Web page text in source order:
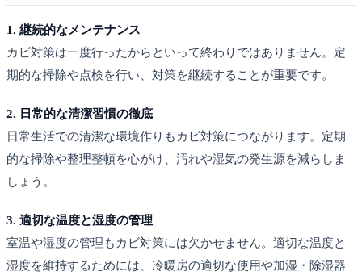
1. 継続的なメンテナンス
カビ対策は一度行ったからといって終わりではありません。定
期的な掃除や点検を行い、対策を継続することが重要です。
2. 日常的な清潔習慣の徹底
日常生活での清潔な環境作りもカビ対策につながります。定期
的な掃除や整理整頓を心がけ、汚れや湿気の発生源を減らしま
しょう。
3. 適切な温度と湿度の管理
室温や湿度の管理もカビ対策には欠かせません。適切な温度と
湿度を維持するためには、冷暖房の適切な使用や加湿・除湿器